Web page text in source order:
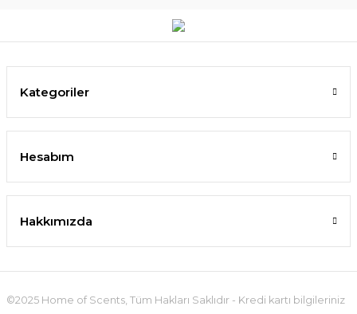
Kategoriler
Hesabım
Hakkımızda
©2025 Home of Scents, Tüm Hakları Saklıdır - Kredi kartı bilgileriniz